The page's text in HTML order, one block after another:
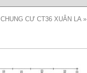
CHUNG CƯ CT36 XUÂN LA»